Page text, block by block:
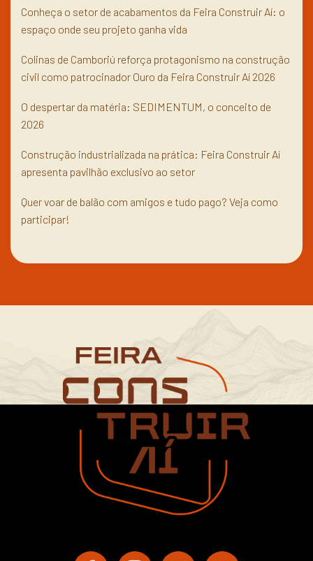
Conheça o setor de acabamentos da Feira Construir Aí: o
espaço onde seu projeto ganha vida
Colinas de Camboriú reforça protagonismo na construção
civil como patrocinador Ouro da Feira Construir Aí 2026
O despertar da matéria: SEDIMENTUM, o conceito de
2026
Construção industrializada na prática: Feira Construir Aí
apresenta pavilhão exclusivo ao setor
Quer voar de balão com amigos e tudo pago? Veja como
participar!